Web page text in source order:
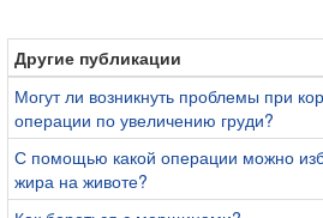
Другие публикации
Могут ли возникнуть проблемы при
операции по увеличению груди?
С помощью какой операции можно
жира на животе?